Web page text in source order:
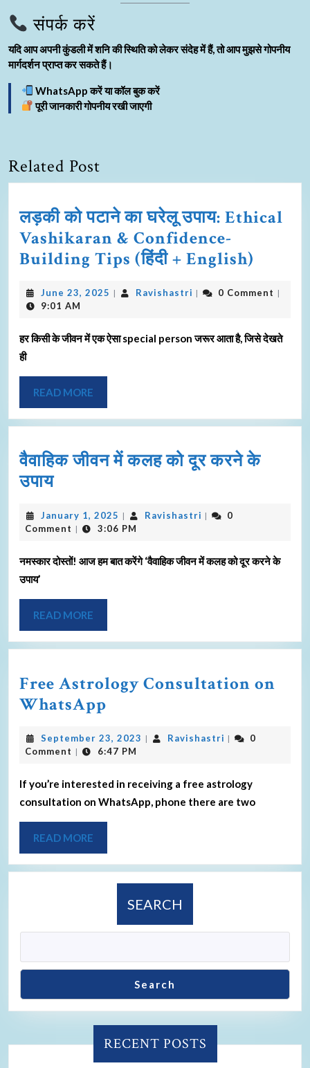
संपर्क करें
यदि आप अपनी कुंडली में शनि की स्थिति को लेकर संदेह में हैं, तो आप मुझसे गोपनीय
मार्गदर्शन प्राप्त कर सकते हैं।
WhatsApp करें या कॉल बुक करें
पूरी जानकारी गोपनीय रखी जाएगी
Related Post
लड़की को पटाने का घरेलू उपाय: Ethical
Vashikaran & Confidence-
Building Tips (हिंदी + English)
June 23, 2025 | Ravishastri | 0 Comment |
9:01 AM
हर किसी के जीवन में एक ऐसा special person जरूर आता है, जिसे देखते
ही
READ MORE
वैवाहिक जीवन में कलह को दूर करने के
उपाय
January 1, 2025 | Ravishastri |
0
Comment | 3:06 PM
नमस्कार दोस्तों! आज हम बात करेंगे ‘वैवाहिक जीवन में कलह को दूर करने के
उपाय’
READ MORE
Free Astrology Consultation on
WhatsApp
September 23, 2023 | Ravishastri |
0
Comment | 6:47 PM
If you’re interested in receiving a free astrology
consultation on WhatsApp, phone there are two
READ MORE
SEARCH
Search
RECENT POSTS